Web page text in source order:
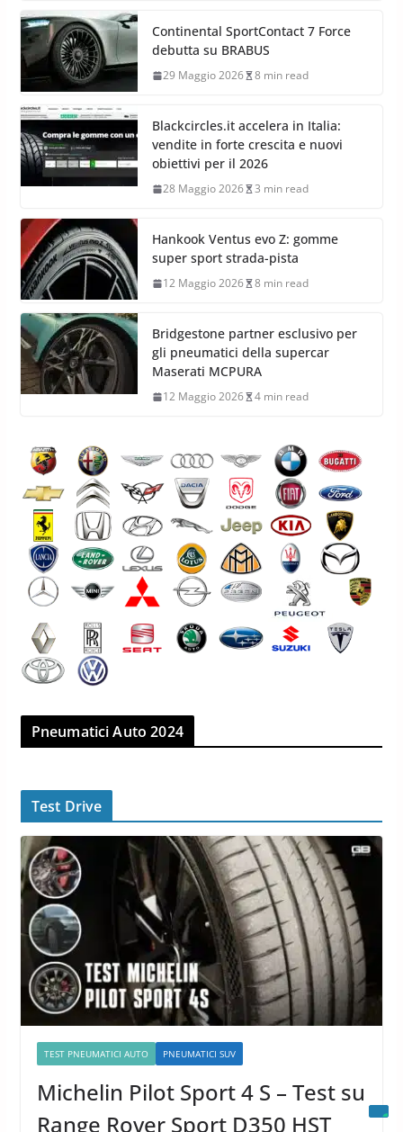
Continental SportContact 7 Force
debutta su BRABUS
29 Maggio 2026 8 min read
Blackcircles.it accelera in Italia:
vendite in forte crescita e nuovi
obiettivi per il 2026
28 Maggio 2026 3 min read
Hankook Ventus evo Z: gomme
super sport strada-pista
12 Maggio 2026 8 min read
Bridgestone partner esclusivo per
gli pneumatici della supercar
Maserati MCPURA
12 Maggio 2026 4 min read
Pneumatici Auto 2024
Test Drive
TEST PNEUMATICI AUTO PNEUMATICI SUV
Michelin Pilot Sport 4 S – Test su
Range Rover Sport D350 HST